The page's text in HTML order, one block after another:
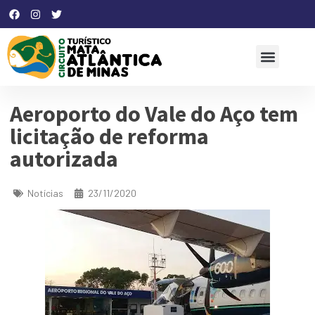
Aeroporto do Vale do Aço tem
licitação de reforma
autorizada
Notícias 23/11/2020